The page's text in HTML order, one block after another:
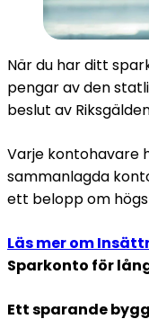
När du har ditt
pengar av den
beslut av
Varje kontohavare
sammanlagda
ett belopp om
Läs mer om
Sparkonto för
Ett sparande